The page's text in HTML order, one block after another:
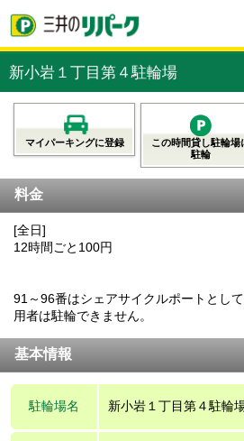
新小岩１丁目第４駐輪場
マイパーキングに登録
この時間貸し駐輪場
駐輪
料金
[全日]
12時間ごと100円
91～96番はシェアサイクルポートとし
用者は駐輪できません。
基本情報
駐輪場名 新小岩１丁目第４駐輪